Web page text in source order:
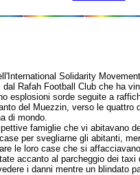
Solidarity
Rafah Football Club che ha
esplosioni sorde seguite a
del Muezzin, verso le
di mondo.
famiglie che vi abitavano
per svegliarne gli abitanti,
le loro case che si
accanto al parcheggio dei
i danni mentre un